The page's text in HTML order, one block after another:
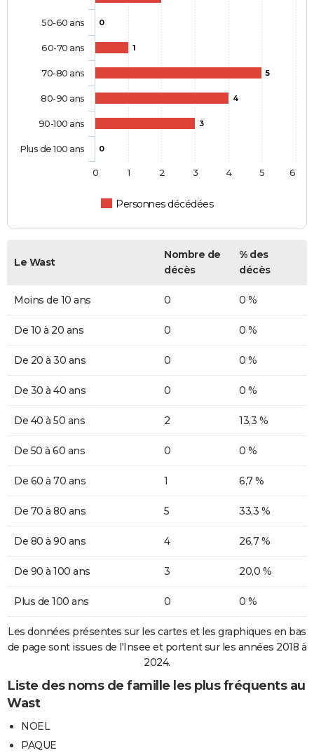
0
1
5
4
3
0
Personnes décédées
50-60 ans
60-70 ans
70-80 ans
80-90 ans
90-100 ans
Plus de 100 ans
0 1 2 3 4 5 6
Le Wast
Nombre de
décès
% des
décès
Moins de 10 ans 0 0 %
De 10 à 20 ans 0 0 %
De 20 à 30 ans 0 0 %
De 30 à 40 ans 0 0 %
De 40 à 50 ans 2 13,3 %
De 50 à 60 ans 0 0 %
De 60 à 70 ans 1 6,7 %
De 70 à 80 ans 5 33,3 %
De 80 à 90 ans 4 26,7 %
De 90 à 100 ans 3 20,0 %
Plus de 100 ans 0 0 %
Les données présentes sur les cartes et les graphiques en bas
de page sont issues de l'Insee et portent sur les années 2018 à
2024.
Liste des noms de famille les plus fréquents au
Wast
NOEL
PAQUE